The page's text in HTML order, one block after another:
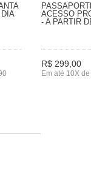
ACESSO
- A PARTIR
R$ 299,00
Em até 10X